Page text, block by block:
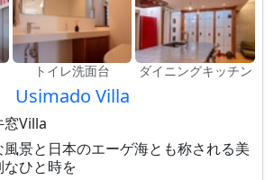
トイレ洗面台 ダイニングキッチン
Usimado Villa
窓Villa
景と日本のエーゲ海とも称される美
なひと時を